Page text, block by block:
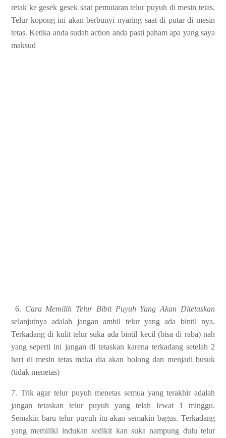
retak ke gesek gesek saat pemutaran telur puyuh di mesin tetas.
Telur kopong ini akan berbunyi nyaring saat di putar di mesin
tetas. Ketika anda sudah action anda pasti paham apa yang saya
maksud
6. Cara Memilih Telur Bibit Puyuh Yang Akan Ditetaskan
selanjutnya adalah jangan ambil telur yang ada bintil nya.
Terkadang di kulit telur suka ada bintil kecil (bisa di raba) nah
yang seperti ini jangan di tetaskan karena terkadang setelah 2
hari di mesin tetas maka dia akan bolong dan menjadi busuk
(tidak menetas)
7. Trik agar telur puyuh menetas semua yang terakhir adalah
jangan tetaskan telur puyuh yang telah lewat 1 minggu.
Semakin baru telur puyuh itu akan semakin bagus. Terkadang
yang memiliki indukan sedikit kan suka nampung dulu telur